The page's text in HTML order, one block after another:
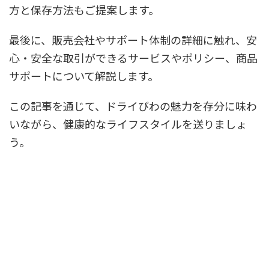
方と保存方法もご提案します。
最後に、販売会社やサポート体制の詳細に触れ、安
心・安全な取引ができるサービスやポリシー、商品
サポートについて解説します。
この記事を通じて、ドライびわの魅力を存分に味わ
いながら、健康的なライフスタイルを送りましょ
う。